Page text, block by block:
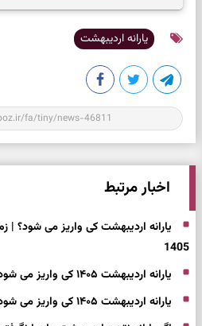
یارانه اردیبهشت
اخبار مرتبط
یارانه اردیبهشت کی واریز می شود؟ |
1405
یارانه اردیبهشت ۱۴۰۵ کی واریز می شود؟
یارانه اردیبهشت ۱۴۰۵ کی واریز می شود؟